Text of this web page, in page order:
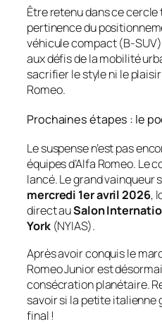
Être retenu dans ce
pertinence du
véhicule compact (B-
aux défis de la mobilité
sacrifier le style ni le
Romeo.
Prochaines étapes : le
Le suspense n’est pas
équipes d’Alfa Romeo. Le
lancé. Le grand vainqueur
mercredi 1er avril 2026,
direct auSalon
York(NYIAS).
Après avoir conquis le
Romeo Junior est
consécration planétaire.
savoir si la petite italienne
final !